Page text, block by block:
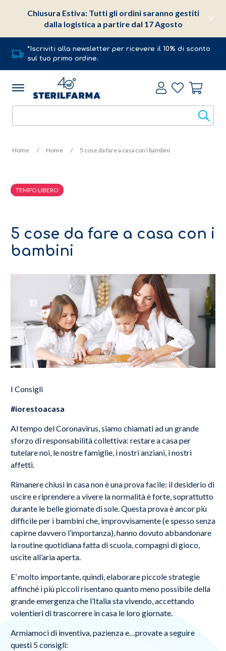
*Iscriviti alla newsletter per ricevere il 10% di sconto
sul tuo primo ordine.
Home Home 5 cose da fare a casa con i bambini
TEMPO LIBERO
20 Marzo 2020
5 cose da fare a casa con i
bambini
I Consigli
#iorestoacasa
Al tempo del Coronavirus, siamo chiamati ad un grande
sforzo di responsabilità collettiva: restare a casa per
tutelare noi, le nostre famiglie, i nostri anziani, i nostri
affetti.
Rimanere chiusi in casa non è una prova facile: il desiderio di
uscire e riprendere a vivere la normalità è forte, soprattutto
durante le belle giornate di sole. Questa prova è ancor più
difficile per i bambini che, improvvisamente (e spesso senza
capirne davvero l’importanza), hanno dovuto abbandonare
la routine quotidiana fatta di scuola, compagni di gioco,
uscite all’aria aperta.
E’ molto importante, quindi, elaborare piccole strategie
affinché i più piccoli risentano quanto meno possibile della
grande emergenza che l’Italia sta vivendo, accettando
volentieri di trascorrere in casa le loro giornate.
Armiamoci di inventiva, pazienza e…provate a seguire
questi 5 consigli:
Chiusura Estiva: Tutti gli ordini saranno gestiti
dalla logistica a partire dal 17 Agosto